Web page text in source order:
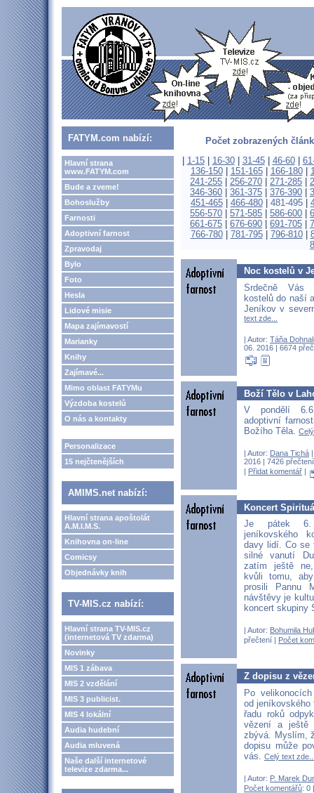
FATYM.com nabízí:
Hlavní strana
www.FATYM.com
Bude a zveme!
Bohoslužby
Farnosti
Adoptivní farnost
Zpravodaj
Bylo
Foto
Hesla
Lidové misie
Mapa zajímavostí
Marianky
Knihy
Zajímavé...
Mimo oblast FATYMu
Výzdoba kostelů
O nás a kontakty
Personalizace
15 nejčtenějších
AMIMS.net nabízí:
Hlavní strana apoštolát
A.M.I.M.S.
Knihovna on-line
Comicsy
Objednávky knih
TV-MIS.cz nabízí:
Hlavní strana TV-MIS.cz
(internetová TV zdarma)
Novinky
MIS 1 zábava
MIS 2 vzdělání
MIS 3 publicist.
MIS 4 lokální
Audia hudební
Audia mluvená
Naše další internetové
televize zdarma...
Počet zobrazených
1-15| 16-30| 31-45| 46-60|
136-150| 151-165| 166-180|
241-255
256-270 271-285
346-360
361-375 376-390
451-465| 466-480| 481-495|
556-570
571-585 586-600
661-675
676-690 691-705
766-780| 781-795| 796-810|
Noc kostelů v
Srdečně
kostelů do naší
Jeníkov v
text zde...
| Autor: Táňa
06. 2016 | 6674
Boží Tělo v
V pondělí
adoptivní
Božího Těla.
| Autor: Dana Tichá
2016 | 7426
| Přidat komentář |
Koncert
Je pátek
jeníkovského
davy lidí. Co se
silné vanutí
zatím ještě
kvůli tomu,
prosili Pannu
návštěvy je
koncert skupiny
| Autor: Bohumila
přečtení |
Počet
Z dopisu z
Po
od
řadu roků
vězení a ještě
zbývá. Myslím,
dopisu může
vás.
Celý text
| Autor: P. Marek
Počet komentářů: 0